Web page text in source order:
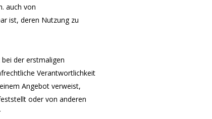
auch von
ist, deren Nutzung zu
der erstmaligen
Verantwortlichkeit
Angebot verweist,
oder von anderen